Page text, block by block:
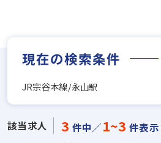
現在の検索条件
JR宗谷本線/永山駅
該当求人 3 件中／1~3 件表示